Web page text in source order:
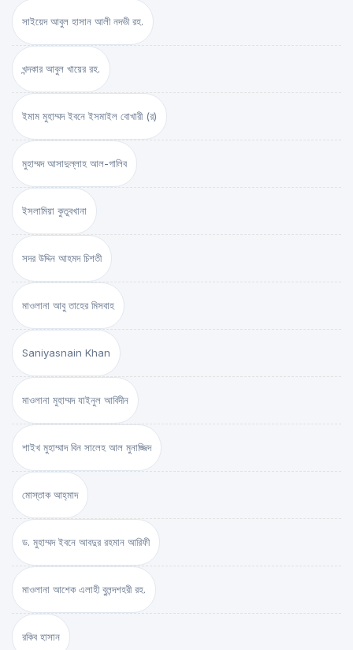
সাইয়েদ আবুল হাসান আলী নদভী রহ.
খন্দকার আবুল খায়ের রহ.
ইমাম মুহাম্মদ ইবনে ইসমাইল বোখারী (র)
মুহাম্মদ আসাদুল্লাহ আল-গালিব
ইসলামিয়া কুতুবখানা
সদর উদ্দিন আহমদ চিশতী
মাওলানা আবু তাহের মিসবাহ
Saniyasnain Khan
মাওলানা মুহাম্মদ যাইনুল আবিদীন
শাইখ মুহাম্মাদ বিন সালেহ আল মুনাজ্জিদ
মোস্তাক আহ্‌মাদ
ড. মুহাম্মদ ইবনে আবদুর রহমান আরিফী
মাওলানা আশেক এলাহী বুলন্দশহরী রহ.
রকিব হাসান